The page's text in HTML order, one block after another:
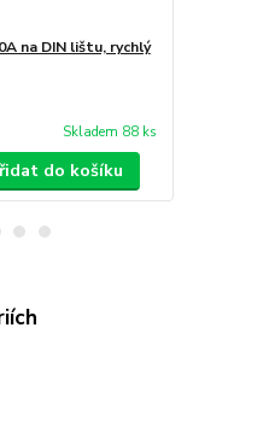
na DIN lištu, rychlý
Skladem 88 ks
do košíku